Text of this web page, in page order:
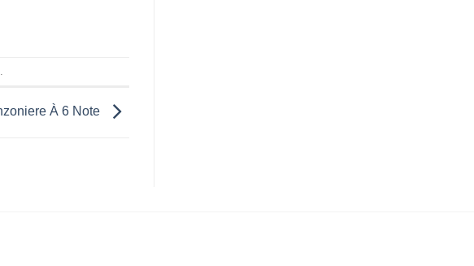
À 6 Note